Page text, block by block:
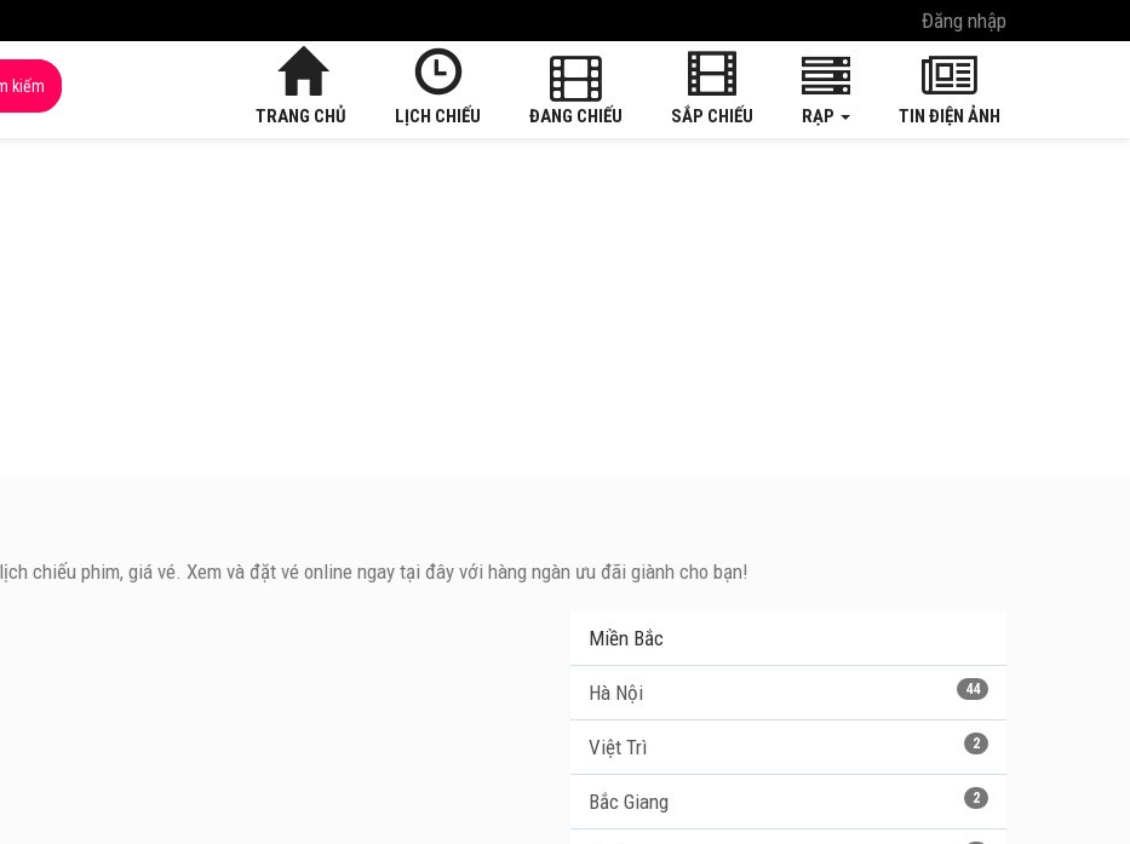
Đăng nhập
kiếm
TRANG CHỦ LỊCH CHIẾU ĐANG CHIẾU SẮP CHIẾU RẠP TIN ĐIỆN ẢNH
chiếu phim, giá vé. Xem và đặt vé online ngay tại đây với hàng ngàn ưu đãi giành cho bạn!
Miền Bắc
44
Hà Nội
2
Việt Trì
2
Bắc Giang